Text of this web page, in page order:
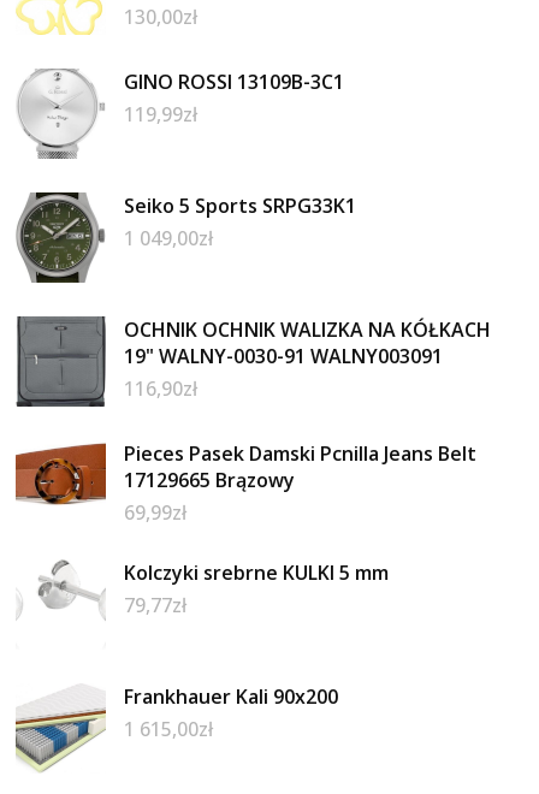
130,00zł
GINO ROSSI 13109B-3C1
119,99zł
Seiko 5 Sports SRPG33K1
1 049,00zł
OCHNIK OCHNIK WALIZKA NA KÓŁKACH
19" WALNY-0030-91 WALNY003091
116,90zł
Pieces Pasek Damski Pcnilla Jeans Belt
17129665 Brązowy
69,99zł
Kolczyki srebrne KULKI 5 mm
79,77zł
Frankhauer Kali 90x200
1 615,00zł